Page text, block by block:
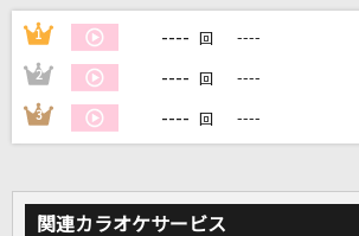
カラオケをもっと楽しもう！
1 ---- 回 ----
2 ---- 回 ----
3 ---- 回 ----
関連カラオケサービス